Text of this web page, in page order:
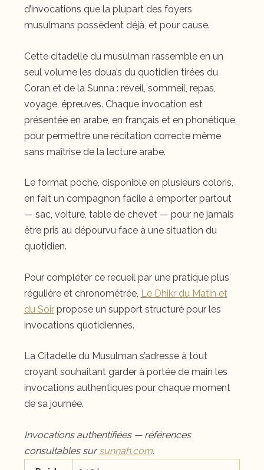
d’invocations que la plupart des foyers
musulmans possèdent déjà, et pour cause.
Cette citadelle du musulman rassemble en un
seul volume les doua’s du quotidien tirées du
Coran et de la Sunna : réveil, sommeil, repas,
voyage, épreuves. Chaque invocation est
présentée en arabe, en français et en phonétique,
pour permettre une récitation correcte même
sans maîtrise de la lecture arabe.
Le format poche, disponible en plusieurs coloris,
en fait un compagnon facile à emporter partout
— sac, voiture, table de chevet — pour ne jamais
être pris au dépourvu face à une situation du
quotidien.
Pour compléter ce recueil par une pratique plus
régulière et chronométrée, Le Dhikr du Matin et
du Soirpropose un support structuré pour les
invocations quotidiennes.
La Citadelle du Musulman s’adresse à tout
croyant souhaitant garder à portée de main les
invocations authentiques pour chaque moment
de sa journée.
Invocations authentifiées — références
consultables sursunnah.com.